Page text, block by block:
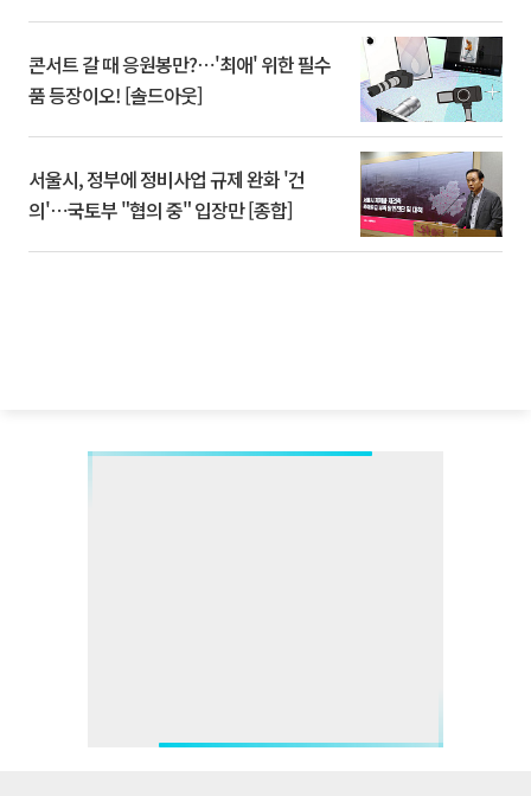
콘서트 갈 때 응원봉만?⋯'최애' 위한 필수
품 등장이오! [솔드아웃]
서울시, 정부에 정비사업 규제 완화 '건
의'⋯국토부 "협의 중" 입장만 [종합]